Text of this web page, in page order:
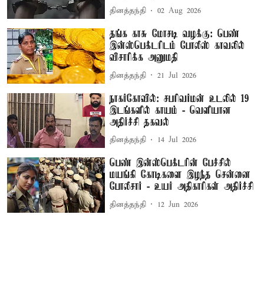
தினத்தந்தி 02 Aug 2026
தங்க காசு மோசடி வழக்கு: பெண்
இன்ஸ்பெக்டரிடம் போலீஸ் காவலில்
விசாரிக்க அனுமதி
தினத்தந்தி 21 Jul 2026
நாகர்கோவில்: சபரிவர்மன் உடலில் 19
இடங்களில் காயம் - வெளியான
அதிர்ச்சி தகவல்
தினத்தந்தி 14 Jul 2026
பெண் இன்ஸ்பெக்டரின் பேச்சில்
மயங்கி கோடிகளை இழந்த சென்னை
போலீசார் - உயர் அதிகாரிகள் அதிர்ச்சி
தினத்தந்தி 12 Jun 2026